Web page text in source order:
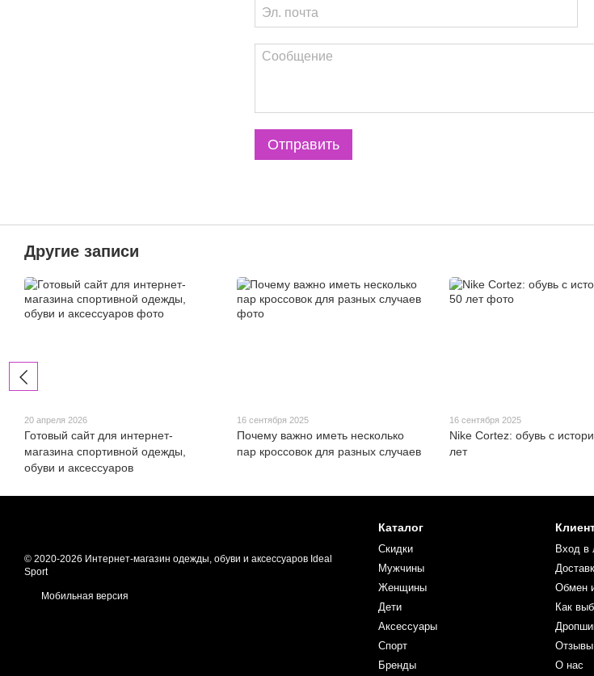
Отправить
Другие записи
20 апреля 2026
Готовый сайт для интернет-
магазина спортивной одежды,
обуви и аксессуаров
16 сентября 2025
Почему важно иметь несколько
пар кроссовок для разных случаев
16 сентября 2025
Nike Cortez: обувь с
лет
© 2020-2026 Интернет-магазин одежды, обуви и аксессуаров Ideal
Sport
Мобильная версия
Каталог
Скидки
Мужчины
Женщины
Дети
Аксессуары
Спорт
Бренды
Вход в
Обмен
Как
Отзывы
О нас